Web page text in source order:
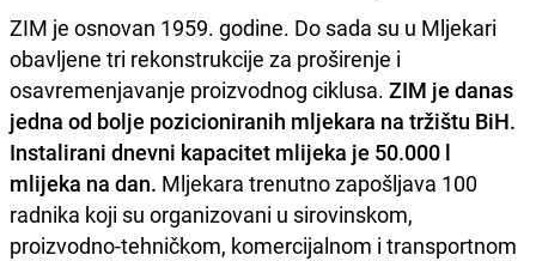
ZIM je osnovan 1959. godine. Do sada su u Mljekari
obavljene tri rekonstrukcije za proširenje i
osavremenjavanje proizvodnog ciklusa. ZIM je danas
jedna od bolje pozicioniranih mljekara na tržištu BiH.
Instalirani dnevni kapacitet mlijeka je 50.000 l
mlijeka na dan. Mljekara trenutno zapošljava 100
radnika koji su organizovani u sirovinskom,
proizvodno-tehničkom, komercijalnom i transportnom